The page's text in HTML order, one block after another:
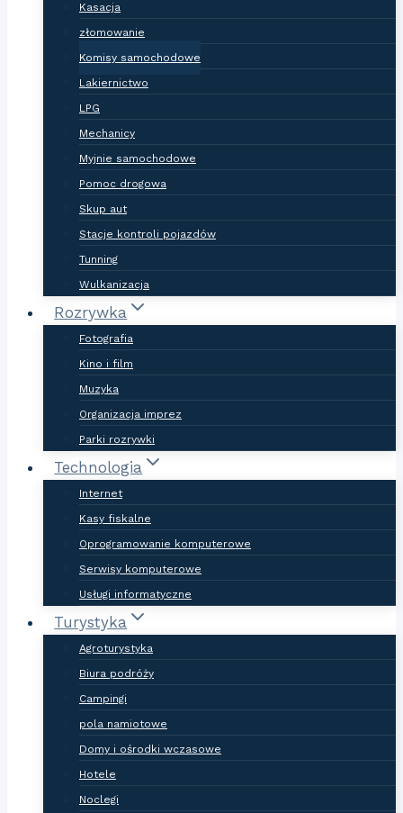
Kasacja
złomowanie
Komisy samochodowe
Lakiernictwo
LPG
Mechanicy
Myjnie samochodowe
Pomoc drogowa
Skup aut
Stacje kontroli pojazdów
Tunning
Wulkanizacja
Rozrywka
Fotografia
Kino i film
Muzyka
Organizacja imprez
Parki rozrywki
Technologia
Internet
Kasy fiskalne
Oprogramowanie komputerowe
Serwisy komputerowe
Usługi informatyczne
Turystyka
Agroturystyka
Biura podróży
Campingi
pola namiotowe
Domy i ośrodki wczasowe
Hotele
Noclegi